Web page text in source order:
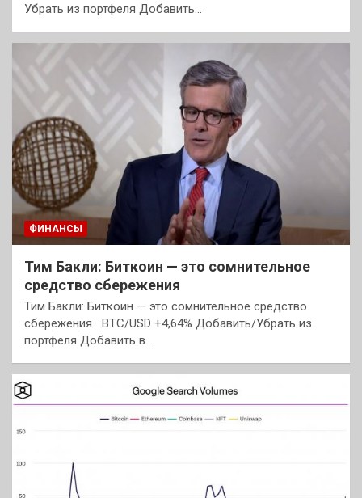
Убрать из портфеля Добавить…
ФИНАНСЫ
Тим Бакли: Биткоин — это сомнительное
средство сбережения
Тим Бакли: Биткоин — это сомнительное средство
сбережения BTC/USD +4,64% Добавить/Убрать из
портфеля Добавить в…